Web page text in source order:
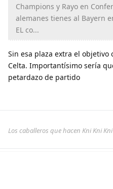
Champions y Rayo en
alemanes tienes al Bayern
EL co...
Sin esa plaza extra el objetivo
Celta. Importantísimo sería
petardazo de partido
Los caballeros que hacen Kni Kni Kni